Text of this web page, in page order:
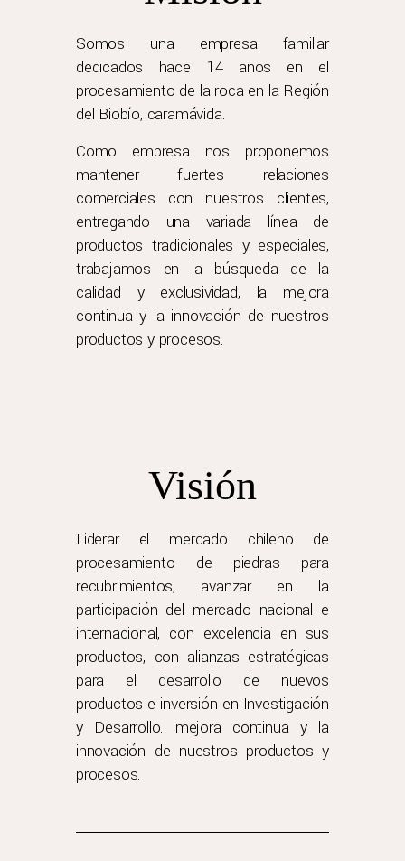
Somos una empresa familiar
dedicados hace 14 años en el
procesamiento de la roca en la Región
del Biobío, caramávida.
Como empresa nos proponemos
mantener fuertes relaciones
comerciales con nuestros clientes,
entregando una variada línea de
productos tradicionales y especiales,
trabajamos en la búsqueda de la
calidad y exclusividad, la mejora
continua y la innovación de nuestros
productos y procesos.
Visión
Liderar el mercado chileno de
procesamiento de piedras para
recubrimientos, avanzar en la
participación del mercado nacional e
internacional, con excelencia en sus
productos, con alianzas estratégicas
para el desarrollo de nuevos
productos e inversión en Investigación
y Desarrollo. mejora continua y la
innovación de nuestros productos y
procesos.